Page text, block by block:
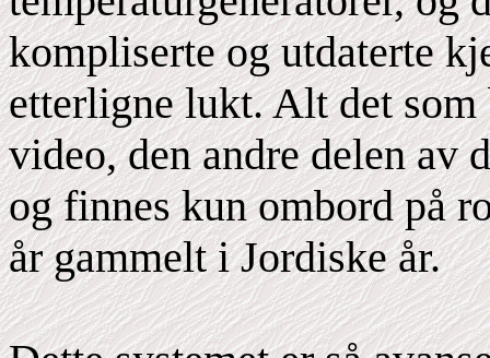
kompliserte og utdaterte
etterligne lukt. Alt det
video, den andre delen av
og finnes kun ombord på
år gammelt i Jordiske år.